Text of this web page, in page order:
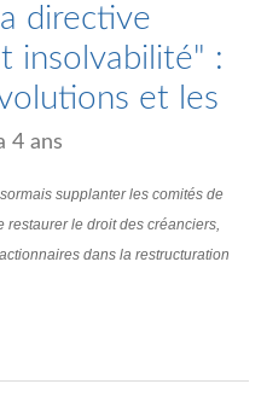
directive
insolvabilité" :
et les
4 ans
supplanter les comités de
restaurer le droit des créanciers,
dans la restructuration